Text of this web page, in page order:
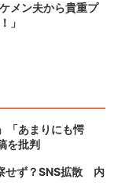
メン夫から貴重プ
」
「あまりにも愕
を批判
せず？SNS拡散 内